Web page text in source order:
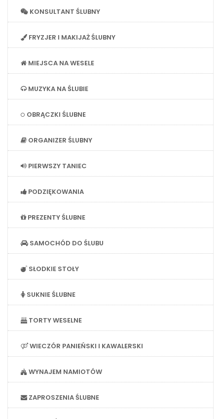
KONSULTANT ŚLUBNY
FRYZJER I MAKIJAŻ ŚLUBNY
MIEJSCA NA WESELE
MUZYKA NA ŚLUBIE
OBRĄCZKI ŚLUBNE
ORGANIZER ŚLUBNY
PIERWSZY TANIEC
PODZIĘKOWANIA
PREZENTY ŚLUBNE
SAMOCHÓD DO ŚLUBU
SŁODKIE STOŁY
SUKNIE ŚLUBNE
TORTY WESELNE
WIECZÓR PANIEŃSKI I KAWALERSKI
WYNAJEM NAMIOTÓW
ZAPROSZENIA ŚLUBNE